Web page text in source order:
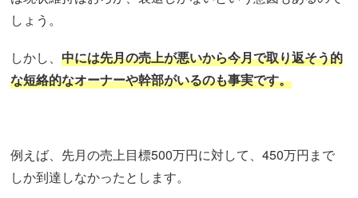
しょう。
しかし、中には先月の売上が悪いから今月で取り返そう的
な短絡的なオーナーや幹部がいるのも事実です。
例えば、先月の売上目標500万円に対して、450万円まで
しか到達しなかったとします。